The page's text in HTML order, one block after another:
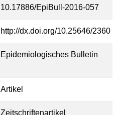
10.17886/EpiBull-2016-057
http://dx.doi.org/10.25646/2360
Epidemiologisches Bulletin
Artikel
Zeitschriftenartikel